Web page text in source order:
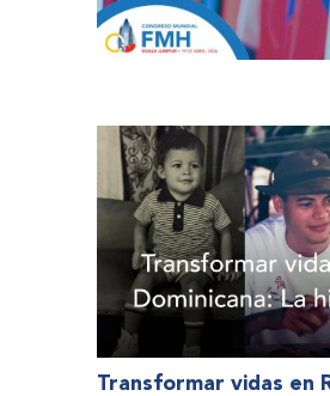
Transformar vidas en